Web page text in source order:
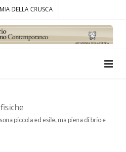
DELLA CRUSCA
piccola ed esile, ma piena di brio e